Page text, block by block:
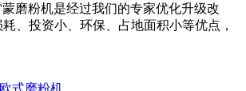
磨粉机是经过我们的专家优化升级改
、投资小、环保、占地面积小等优点，